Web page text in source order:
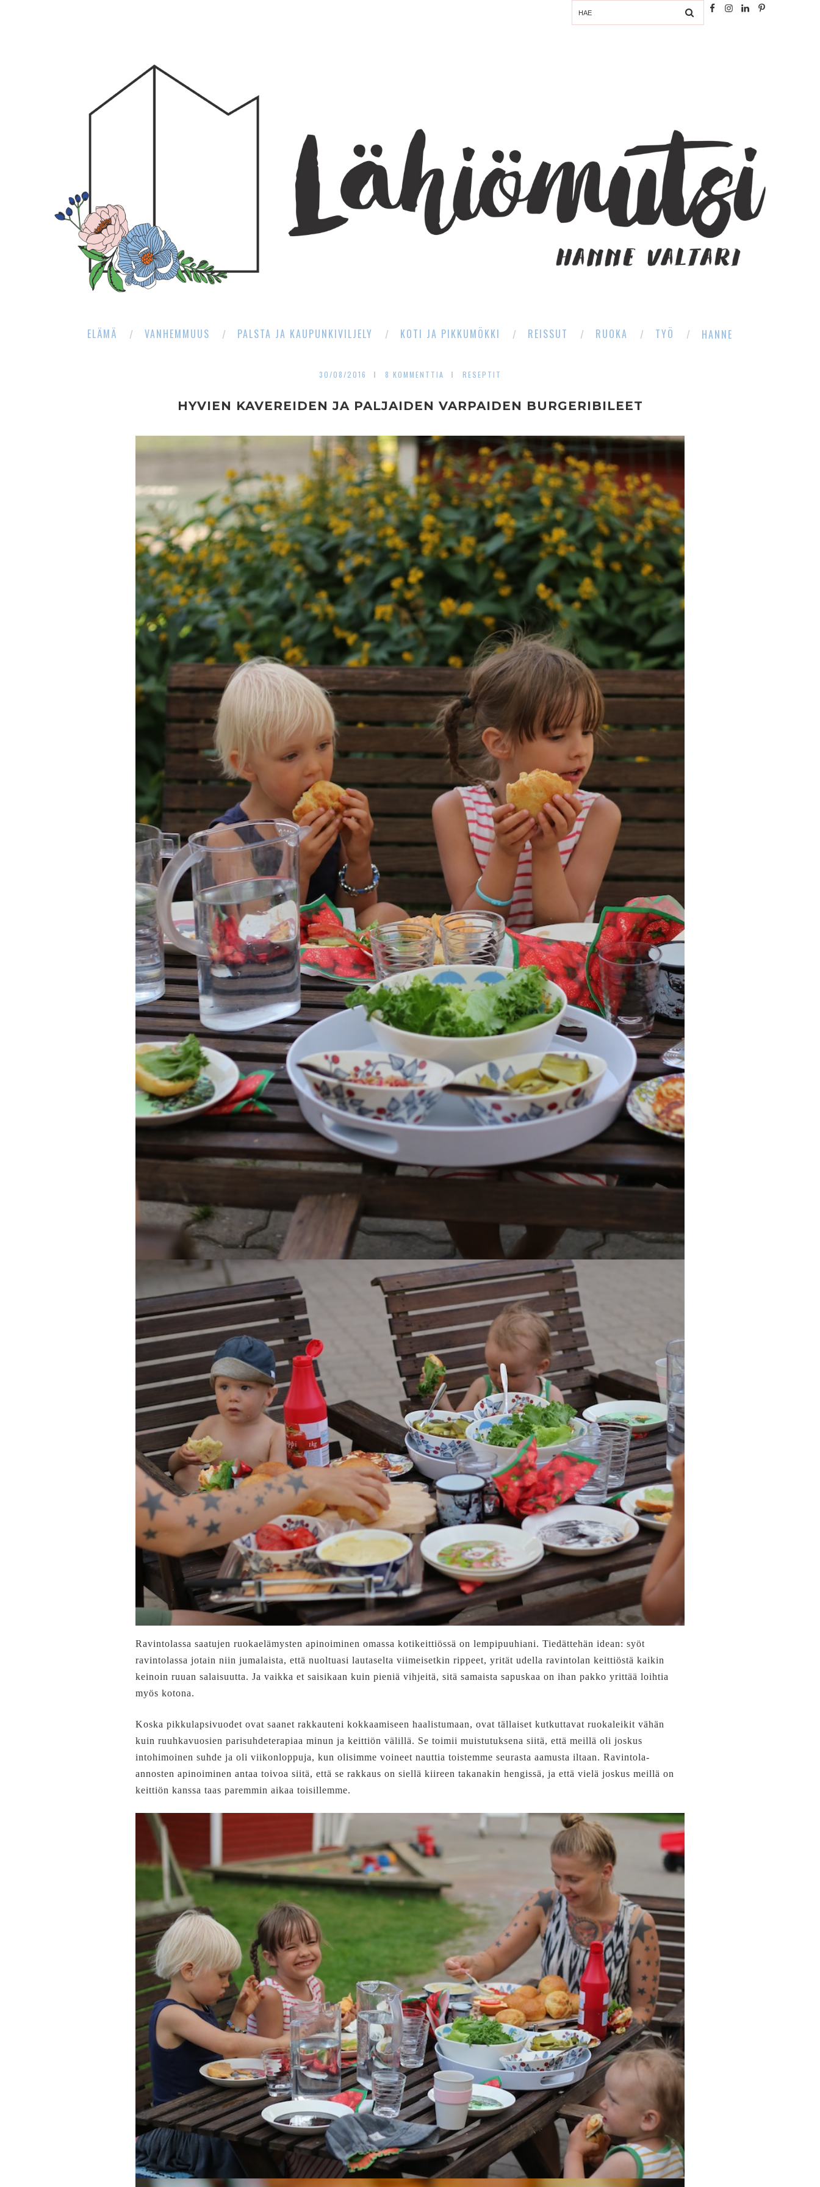
ELÄMÄ VANHEMMUUS PALSTA JA KAUPUNKIVILJELY KOTI JA PIKKUMÖKKI REISSUT RUOKA TYÖ HANNE
30/08/2016 8 KOMMENTTIA RESEPTIT
HYVIEN KAVEREIDEN JA PALJAIDEN VARPAIDEN BURGERIBILEET
Ravintolassa saatujen ruokaelämysten apinoiminen omassa kotikeittiössä on lempipuuhiani. Tiedättehän idean: syöt
ravintolassa jotain niin jumalaista, että nuoltuasi lautaselta viimeisetkin rippeet, yrität udella ravintolan keittiöstä kaikin
keinoin ruuan salaisuutta. Ja vaikka et saisikaan kuin pieniä vihjeitä, sitä samaista sapuskaa on ihan pakko yrittää loihtia
myös kotona.
Koska pikkulapsivuodet ovat saanet rakkauteni kokkaamiseen haalistumaan, ovat tällaiset kutkuttavat ruokaleikit vähän
kuin ruuhkavuosien parisuhdeterapiaa minun ja keittiön välillä. Se toimii muistutuksena siitä, että meillä oli joskus
intohimoinen suhde ja oli viikonloppuja, kun olisimme voineet nauttia toistemme seurasta aamusta iltaan. Ravintola-
annosten apinoiminen antaa toivoa siitä, että se rakkaus on siellä kiireen takanakin hengissä, ja että vielä joskus meillä on
keittiön kanssa taas paremmin aikaa toisillemme.